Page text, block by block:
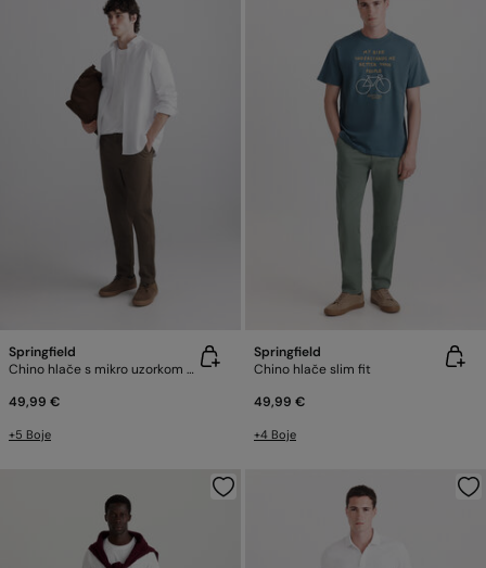
Springfield
Chino hlače s mikro uzorkom slim fit
49,99 €
+5 Boje
Springfield
Chino hlače slim fit
49,99 €
+4 Boje